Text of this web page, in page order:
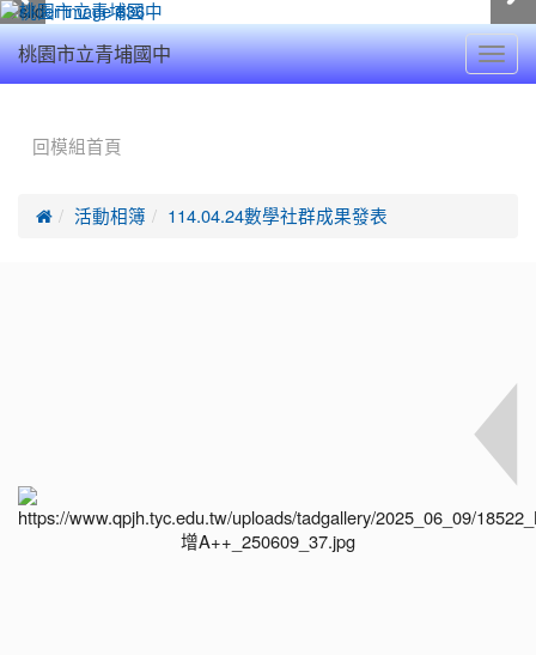
桃園市立青埔國中
回模組首頁
 活動相簿 114.04.24數學社群成果發表